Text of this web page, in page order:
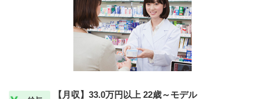
【月収】33.0万円以上 22歳～モデル